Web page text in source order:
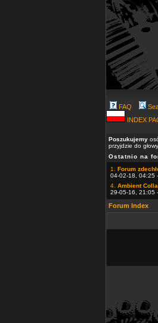
FAQ
INDEX
Poszukujemy
przyjdzie do
Ostatnio na
1. Forum
04-02-18, 04:25 -
4. Ambient
29-05-16, 21:05 -
Forum Index